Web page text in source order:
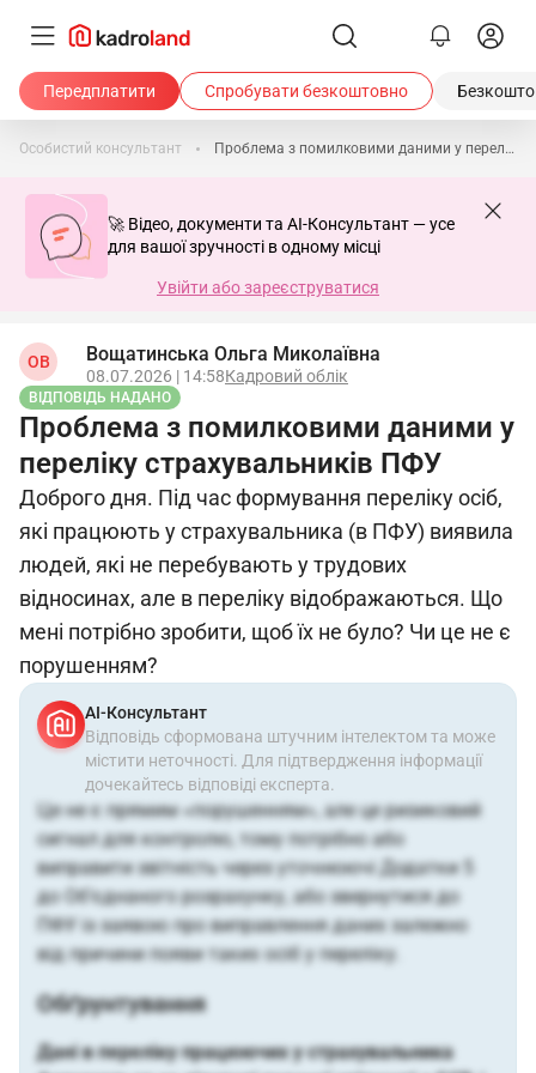
Передплатити Спробувати безкоштовно
Особистий консультант Проблема з помилковими даними у переліку страхувальників ПФУ
🚀 Відео, документи та AI-Консультант — усе
для вашої зручності в одному місці
Увійти або зареєструватися
ОВ Вощатинська Ольга Миколаївна
08.07.2026 | 14:58Кадровий облік
ВІДПОВІДЬ НАДАНО
Проблема з помилковими даними у
переліку страхувальників ПФУ
Доброго дня. Під час формування переліку осіб,
які працюють у страхувальника (в ПФУ) виявила
людей, які не перебувають у трудових
відносинах, але в переліку відображаються. Що
мені потрібно зробити, щоб їх не було? Чи це не є
порушенням?
АІ-Консультант
Відповідь сформована штучним інтелектом та може
містити неточності. Для підтвердження інформації
дочекайтесь відповіді експерта.
Це не є прямим «порушенням», але це ризиковий
сигнал для контролю, тому потрібно або
виправити звітність через уточнюючі Додатки 5
до Об’єднаного розрахунку, або звернутися до
ПФУ із заявою про виправлення даних залежно
від причини появи таких осіб у переліку.
Обґрунтування
Дані в переліку працюючих у страхувальника